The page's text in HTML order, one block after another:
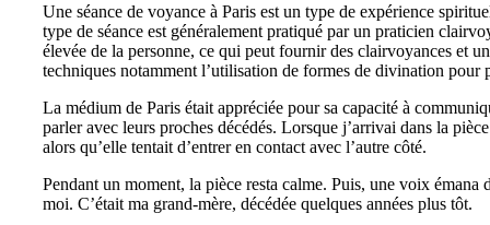
Une séance de voyance à Paris est un type de expérience
type de séance est généralement pratiqué par un praticien
élevée de la personne, ce qui peut fournir des clairvoyances et
techniques notamment l’utilisation de formes de divination pour
La médium de Paris était appréciée pour sa capacité à
parler avec leurs proches décédés. Lorsque j’arrivai dans la
alors qu’elle tentait d’entrer en contact avec l’autre côté.
Pendant un moment, la pièce resta calme. Puis, une voix émana
moi. C’était ma grand-mère, décédée quelques années plus tôt.